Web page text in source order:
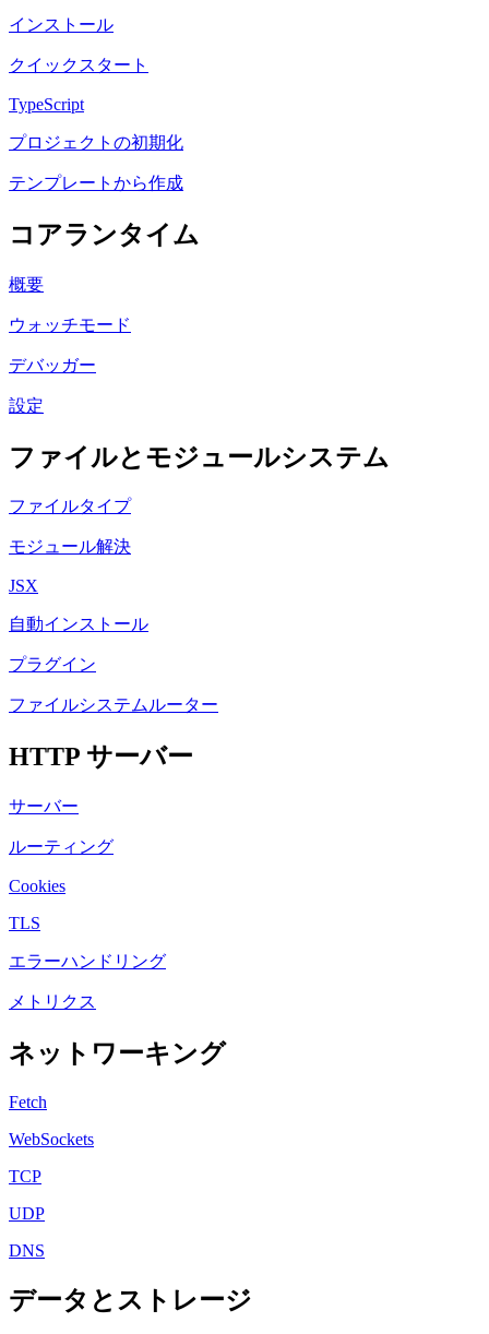
インストール
クイックスタート
TypeScript
プロジェクトの初期化
テンプレートから作成
コアランタイム
概要
ウォッチモード
デバッガー
設定
ファイルとモジュールシステム
ファイルタイプ
モジュール解決
JSX
自動インストール
プラグイン
ファイルシステムルーター
HTTP サーバー
サーバー
ルーティング
Cookies
TLS
エラーハンドリング
メトリクス
ネットワーキング
Fetch
WebSockets
TCP
UDP
DNS
データとストレージ